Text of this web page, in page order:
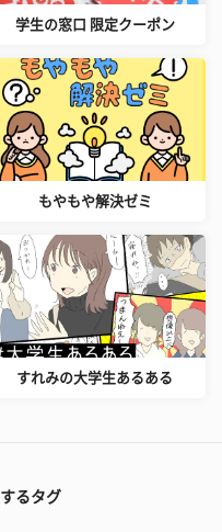
学生の窓口 限定クーポン
もやもや解決ゼミ
すれみの大学生あるある
るタグ